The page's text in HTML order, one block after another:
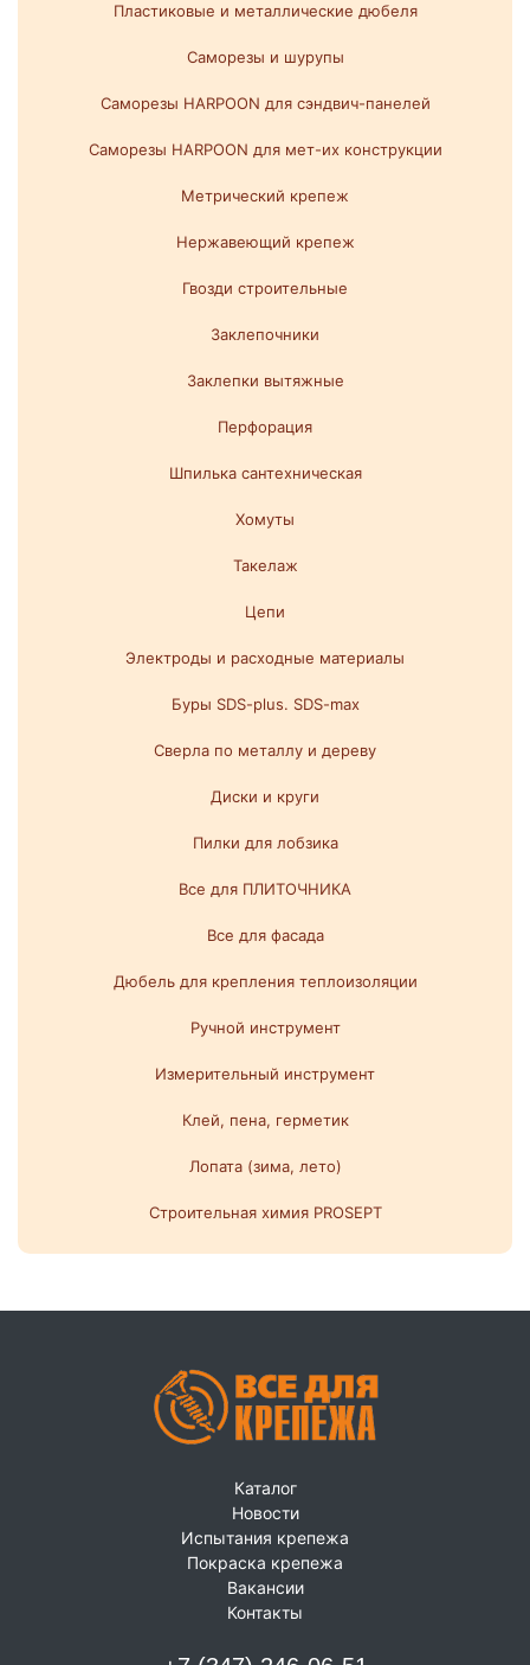
Пластиковые и металлические дюбеля
Саморезы и шурупы
Саморезы HARPOON для сэндвич-панелей
Саморезы HARPOON для мет-их конструкции
Метрический крепеж
Нержавеющий крепеж
Гвозди строительные
Заклепочники
Заклепки вытяжные
Перфорация
Шпилька сантехническая
Хомуты
Такелаж
Цепи
Электроды и расходные материалы
Буры SDS-plus. SDS-max
Сверла по металлу и дереву
Диски и круги
Пилки для лобзика
Все для ПЛИТОЧНИКА
Все для фасада
Дюбель для крепления теплоизоляции
Ручной инструмент
Измерительный инструмент
Клей, пена, герметик
Лопата (зима, лето)
Строительная химия PROSEPT
Каталог
Новости
Испытания крепежа
Покраска крепежа
Вакансии
Контакты